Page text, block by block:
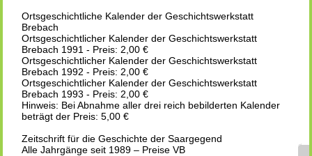
Ortsgeschichtliche Kalender der Geschichtswerkstatt
Brebach
Ortsgeschichtlicher Kalender der Geschichtswerkstatt
Brebach 1991 - Preis: 2,00 €
Ortsgeschichtlicher Kalender der Geschichtswerkstatt
Brebach 1992 - Preis: 2,00 €
Ortsgeschichtlicher Kalender der Geschichtswerkstatt
Brebach 1993 - Preis: 2,00 €
Hinweis: Bei Abnahme aller drei reich bebilderten Kalender
beträgt der Preis: 5,00 €
Zeitschrift für die Geschichte der Saargegend
Alle Jahrgänge seit 1989 – Preise VB